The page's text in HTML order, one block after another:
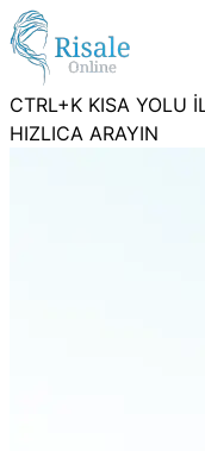
CTRL+K KISA YOLU
HIZLICA ARAYIN